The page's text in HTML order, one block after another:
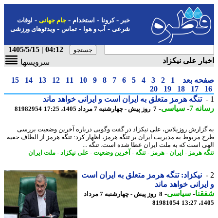
-کرونا-استخدام- جام جهانی-اوقات
شرعی-آب و هوا-تماس-ویدئوهای ورزشی
04:12 | 1405/5/15
علی نیکزاد
سرویسها
بعد 1
2
3
4
5
6
7
8
9
10
11
12
13
14
15
17
18
19
20
تنگه هرمز متعلق به ایران است و ایرانی خواهد ماند
7
-سیاسی-7 روز پیش - چهارشنبه 7 مرداد 1405، 17:25 81982954
روزپلاس، علی نیکزاد در گفت وگویی درباره آخرین وضعیت بررسی
مربوط به مدیریت ایران بر تنگه هرمز، اظهار کرد: تنگه هرمز از الطاف خفیه
است که به ملت ایران عطا شده است. تنگه ...
هرمز- ایران - هرمز- تنگه -آخرین وضعیت-علی نیکزاد- ملت ایران
نیکزاد: تنگه هرمز متعلق به ایران است
خواهد ماند
-سیاسی-
8 روز پیش - چهارشنبه 7 مرداد
81981054